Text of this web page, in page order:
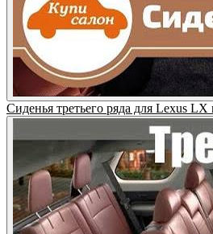
Сиденья третьего ряда для Lexus